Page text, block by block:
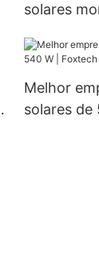
solares
660 W e
Melhor
solares de